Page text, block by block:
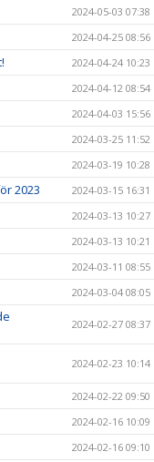
2024-05-03 07:38
2024-04-25 08:56
2024-04-24 10:23
2024-04-12 08:54
2024-04-03 15:56
2024-03-25 11:52
2024-03-19 10:28
2023 2024-03-15 16:31
2024-03-13 10:27
2024-03-13 10:21
2024-03-11 08:55
2024-03-04 08:05
2024-02-27 08:37
2024-02-23 10:14
2024-02-22 09:50
2024-02-16 10:09
2024-02-16 09:10